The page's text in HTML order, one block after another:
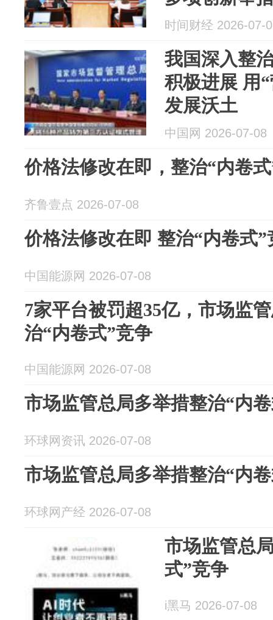
时间财经 2026-07-
我国深入整
积极进展 用
发展沃土
中国网 2026-07-08
价格法修改在即，整治“内卷
齐鲁壹点 2026-07-08
价格法修改在即 整治“内卷式
中国能源网 2026-07-08
7家平台被罚超35亿，市场监
治“内卷式”竞争
中国能源网 2026-07-08
市场监管总局多举措整治“内
环球网资讯 2026-07-08
市场监管总局多举措整治“内
环球网产经 2026-07-08
市场监管总
式”竞争
i黑马 2026-07-08